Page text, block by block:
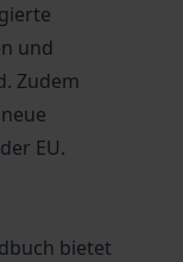
und
Zudem
EU.
bietet